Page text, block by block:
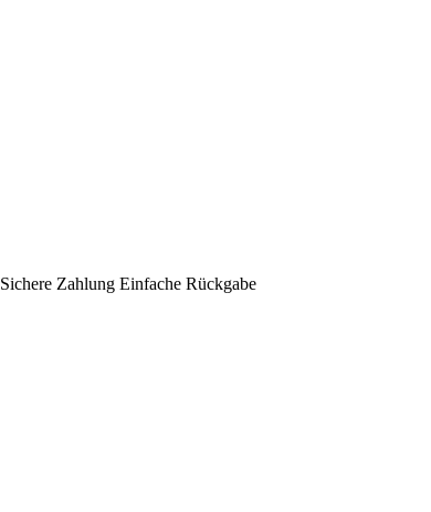
Sichere Zahlung Einfache Rückgabe